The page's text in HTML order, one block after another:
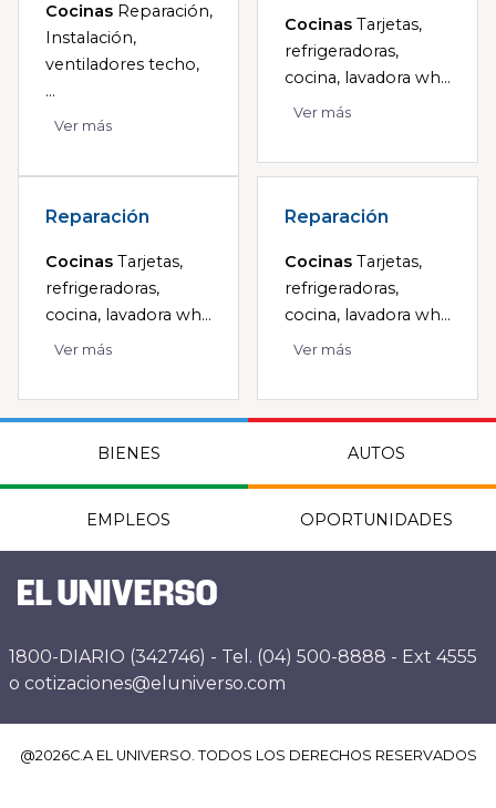
Cocinas Reparación,
Instalación,
ventiladores techo,
...
Ver más
Cocinas Tarjetas,
refrigeradoras,
cocina, lavadora wh...
Ver más
Reparación
Cocinas Tarjetas,
refrigeradoras,
cocina, lavadora wh...
Ver más
Reparación
Cocinas Tarjetas,
refrigeradoras,
cocina, lavadora wh...
Ver más
BIENES AUTOS
EMPLEOS OPORTUNIDADES
1800-DIARIO (342746) - Tel. (04) 500-8888 - Ext 4555
o cotizaciones@eluniverso.com
@2026C.A EL UNIVERSO. TODOS LOS DERECHOS RESERVADOS